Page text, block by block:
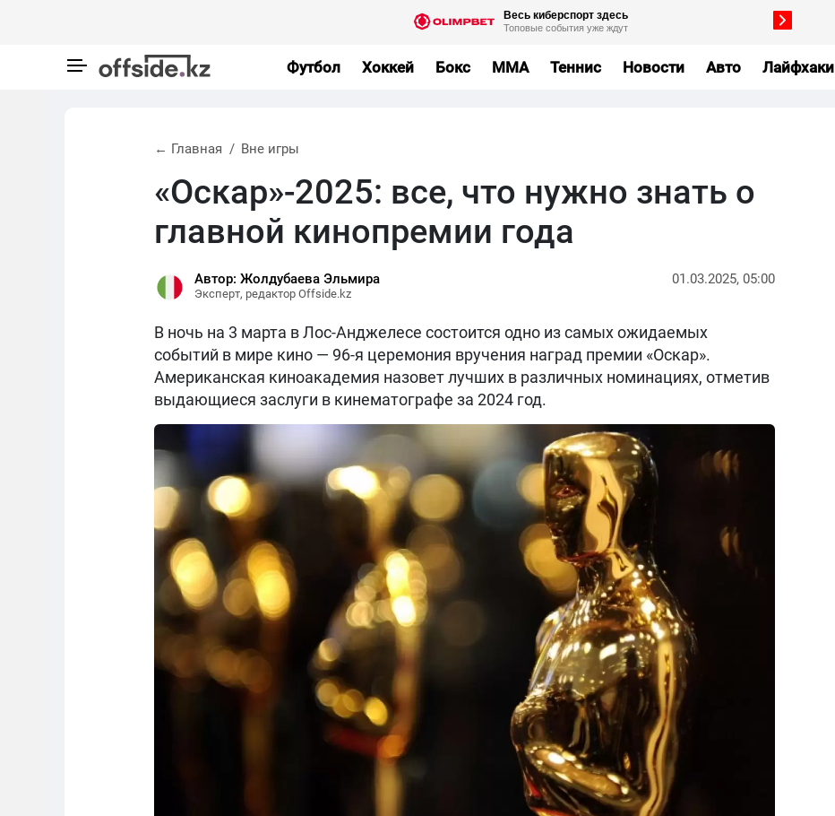
Футбол Хоккей Бокс MMA Теннис Новости Авто Лайфхаки
← Главная Вне игры
«Оскар»-2025: все, что нужно знать о
главной кинопремии года
Автор: Жолдубаева Эльмира
Эксперт, редактор Offside.kz
01.03.2025, 05:00
В ночь на 3 марта в Лос-Анджелесе состоится одно из самых ожидаемых
событий в мире кино — 96-я церемония вручения наград премии «Оскар».
Американская киноакадемия назовет лучших в различных номинациях, отметив
выдающиеся заслуги в кинематографе за 2024 год.